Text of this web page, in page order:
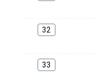
32
33